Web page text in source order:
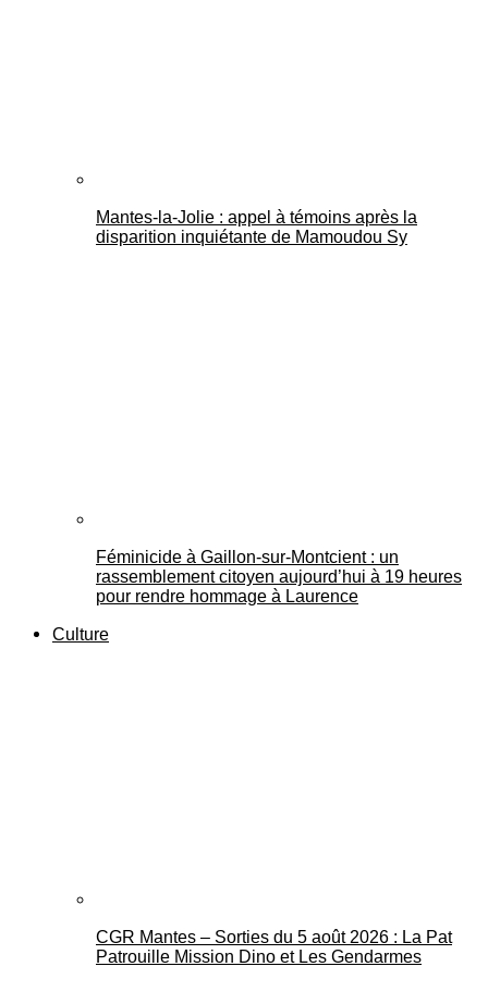
Mantes-la-Jolie : appel à témoins après la
disparition inquiétante de Mamoudou Sy
Féminicide à Gaillon‑sur‑Montcient : un
rassemblement citoyen aujourd’hui à 19 heures
pour rendre hommage à Laurence
Culture
CGR Mantes – Sorties du 5 août 2026 : La Pat
Patrouille Mission Dino et Les Gendarmes